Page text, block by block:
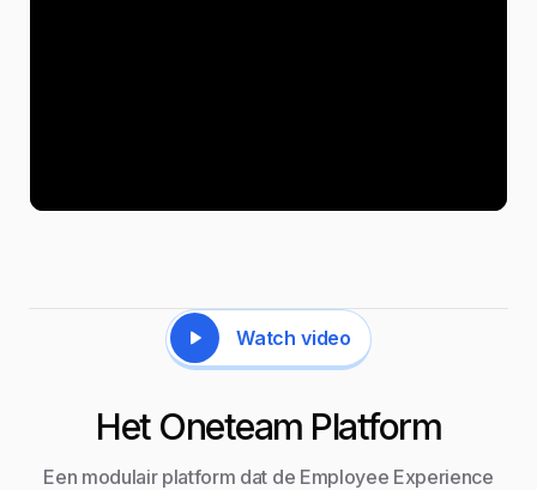
Watch video
Het Oneteam Platform
Een modulair platform dat de Employee Experience